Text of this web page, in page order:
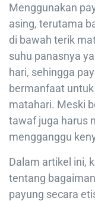
Menggunakan
asing, terutama
di bawah terik
suhu panasnya
hari, sehingga
bermanfaat
matahari. Meski
tawaf juga harus
mengganggu
Dalam artikel ini,
tentang
payung secara